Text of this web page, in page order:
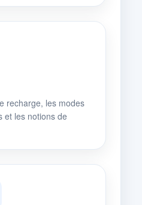
recharge, les modes
et les notions de